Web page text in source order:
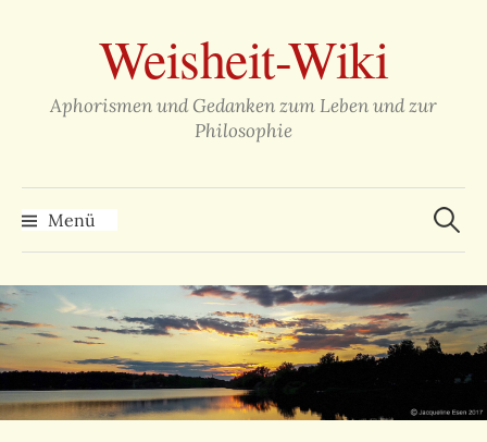
überspringenWeisheit-Wiki
Aphorismen und Gedanken zum Leben und zur
Philosophie
Menü
Suchen
nach: